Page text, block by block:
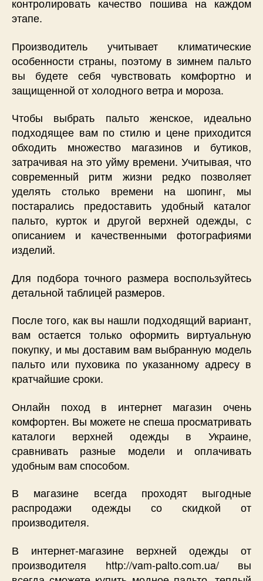
контролировать качество пошива на каждом
этапе.
Производитель учитывает климатические
особенности страны, поэтому в зимнем пальто
вы будете себя чувствовать комфортно и
защищенной от холодного ветра и мороза.
Чтобы выбрать пальто женское, идеально
подходящее вам по стилю и цене приходится
обходить множество магазинов и бутиков,
затрачивая на это уйму времени. Учитывая, что
современный ритм жизни редко позволяет
уделять столько времени на шопинг, мы
постарались предоставить удобный каталог
пальто, курток и другой верхней одежды, с
описанием и качественными фотографиями
изделий.
Для подбора точного размера воспользуйтесь
детальной таблицей размеров.
После того, как вы нашли подходящий вариант,
вам остается только оформить виртуальную
покупку, и мы доставим вам выбранную модель
пальто или пуховика по указанному адресу в
кратчайшие сроки.
Онлайн поход в интернет магазин очень
комфортен. Вы можете не спеша просматривать
каталоги верхней одежды в Украине,
сравнивать разные модели и оплачивать
удобным вам способом.
В магазине всегда проходят выгодные
распродажи одежды со скидкой от
производителя.
В интернет-магазине верхней одежды от
производителя http://vam-palto.com.ua/ вы